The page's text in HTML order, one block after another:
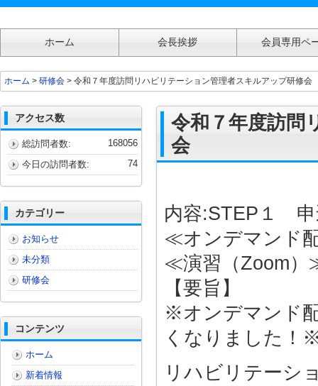
令和７年度訪問リハビリテーション管理者スキルアップ研修会
ホーム 会長挨拶 会員専用ペ
ホーム > 研修会 > 令和７年度訪問リハビリテーション管理者スキルアップ研修会
令和７年度訪問
会
内容:STEP１ 申
≪オンデマンド
≪演習（Zoom）
【要旨】
※オンデマンド
くなりました！
リハビリテーシ
アクセス数
168056
総訪問者数:
74
今日の訪問者数:
カテゴリー
お知らせ
未分類
研修会
コンテンツ
ホーム
新着情報